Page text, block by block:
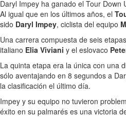
Daryl Impey ha ganado el Tour
Al igual que en los últimos años, el
sido Daryl Impey, ciclista del equipo
Una carrera compuesta de seis
italiano Elia Viviani y el eslovaco
La quinta etapa era la única con una
sólo aventajando en 8 segundos a
la clasificación el último día.
Impey y su equipo no tuvieron
éxito en su palmarés es una victoria